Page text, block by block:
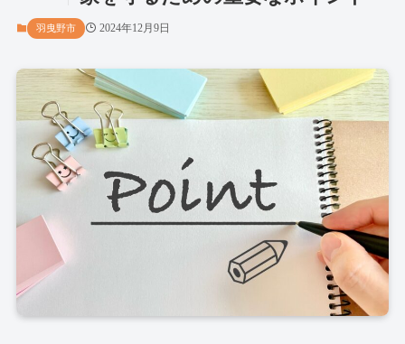
羽曳野市 2024年12月9日